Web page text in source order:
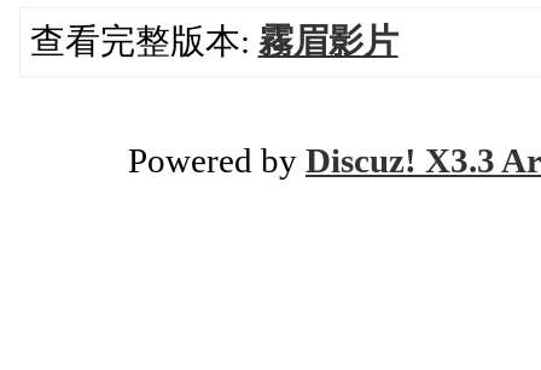
查看完整版本: 霧眉影片
Powered by Discuz! X3.3